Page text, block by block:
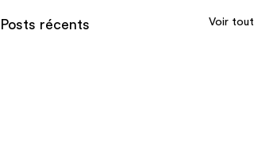
Posts récents Voir tout